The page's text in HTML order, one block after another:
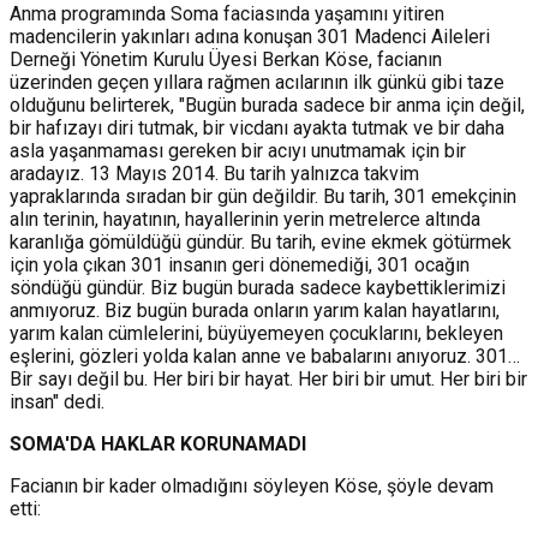
Anma programında Soma faciasında yaşamını yitiren
madencilerin yakınları adına konuşan 301 Madenci Aileleri
Derneği Yönetim Kurulu Üyesi Berkan Köse, facianın
üzerinden geçen yıllara rağmen acılarının ilk günkü gibi taze
olduğunu belirterek, "Bugün burada sadece bir anma için değil,
bir hafızayı diri tutmak, bir vicdanı ayakta tutmak ve bir daha
asla yaşanmaması gereken bir acıyı unutmamak için bir
aradayız. 13 Mayıs 2014. Bu tarih yalnızca takvim
yapraklarında sıradan bir gün değildir. Bu tarih, 301 emekçinin
alın terinin, hayatının, hayallerinin yerin metrelerce altında
karanlığa gömüldüğü gündür. Bu tarih, evine ekmek götürmek
için yola çıkan 301 insanın geri dönemediği, 301 ocağın
söndüğü gündür. Biz bugün burada sadece kaybettiklerimizi
anmıyoruz. Biz bugün burada onların yarım kalan hayatlarını,
yarım kalan cümlelerini, büyüyemeyen çocuklarını, bekleyen
eşlerini, gözleri yolda kalan anne ve babalarını anıyoruz. 301…
Bir sayı değil bu. Her biri bir hayat. Her biri bir umut. Her biri bir
insan" dedi.
SOMA'DA HAKLAR KORUNAMADI
Facianın bir kader olmadığını söyleyen Köse, şöyle devam
etti: